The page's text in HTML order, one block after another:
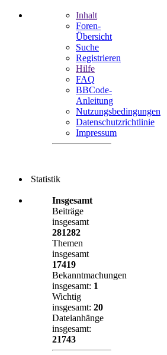
Inhalt
Foren-
Übersicht
Suche
Registrieren
Hilfe
FAQ
BBCode-
Anleitung
Nutzungsbedingungen
Datenschutzrichtlinie
Impressum
Statistik
Insgesamt
Beiträge
insgesamt
281282
Themen
insgesamt
17419
Bekanntmachungen
insgesamt: 1
Wichtig
insgesamt: 20
Dateianhänge
insgesamt:
21743